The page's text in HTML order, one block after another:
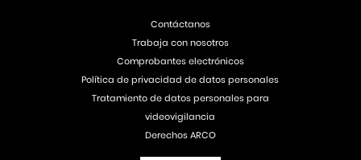
Contáctanos
Trabaja con nosotros
Comprobantes electrónicos
Política de privacidad de datos personales
Tratamiento de datos personales para
videovigilancia
Derechos ARCO